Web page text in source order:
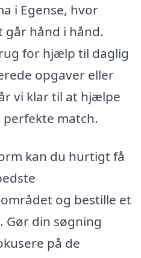
i Egense, hvor
hånd i hånd.
for hjælp til daglig
opgaver eller
vi klar til at hjælpe
match.
kan du hurtigt få
og bestille et
din søgning
på de